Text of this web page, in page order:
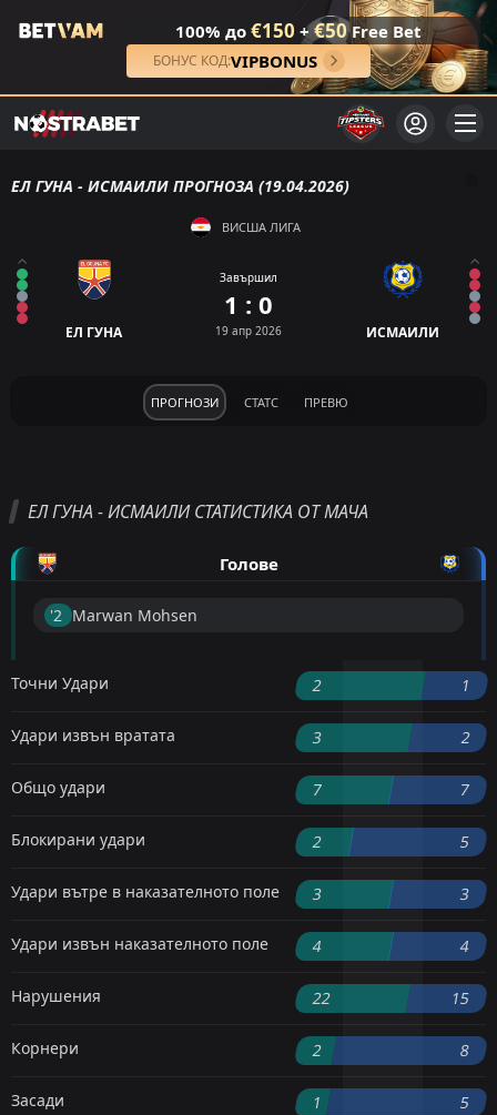
100% до €150 + €50Free Bet
БОНУС КОД:VIPBONUS
ЕЛ ГУНА - ИСМАИЛИ ПРОГНОЗА (19.04.2026)
ВИСША ЛИГА
ЕЛ ГУНА
Завършил
1 : 0
19 апр 2026 ИСМАИЛИ
ПРОГНОЗИ СТАТС ПРЕВЮ
ЕЛ ГУНА - ИСМАИЛИ СТАТИСТИКА ОТ МАЧА
Голове
'2 ︎ Marwan Mohsen
Точни Удари 2 1
Удари извън вратата 3 2
Общо удари 7 7
Блокирани удари 2 5
Удари вътре в наказателното поле 3 3
Удари извън наказателното поле 4 4
Нарушения 22 15
Корнери 2 8
Засади 1 5